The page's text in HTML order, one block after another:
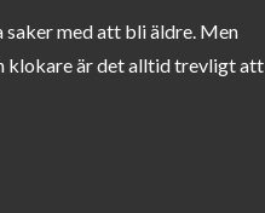
saker med att bli äldre. Men
klokare är det alltid trevligt att